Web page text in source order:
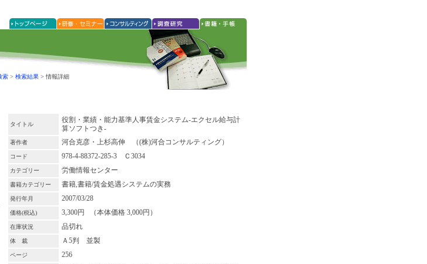
索 > 検索結果 > 情報詳細
タイトル
役割・業績・能力基準人事賃金システム-エクセル給与計
算ソフトつき-
著作者 河合克彦・上杉高伸 （(株)河合コンサルティング）
コード 978-4-88372-285-3 Ｃ3034
カテゴリー 労働情報センター
書籍カテゴリー 書籍,書籍/賃金処遇システムの実務
発行年月 2007/03/28
価格(税込) 3,300円 （本体価格 3,000円）
在庫状況 品切れ
体 裁 Ａ5判 並製
ページ 256